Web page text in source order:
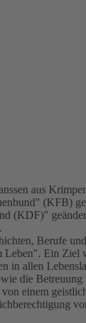
aus
(KFB)
Berufe
Ein
allen
die
einem